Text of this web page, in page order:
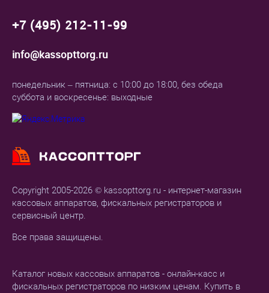
Copyright 2005-2026 © kassopttorg.ru - интернет-магазин
кассовых аппаратов, фискальных регистраторов и
сервисный центр.
Все права защищены.
Каталог новых кассовых аппаратов - онлайн-касс и
фискальных регистраторов по низким ценам. Купить в
+7 (495) 212-11-99
info@kassopttorg.ru
понедельник – пятница: с 10:00 до 18:00, без обеда
суббота и воскресенье: выходные